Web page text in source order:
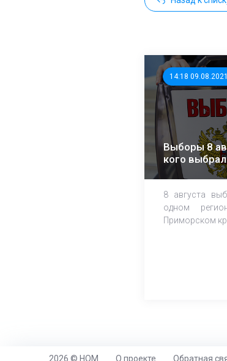
14:18 09.08.2021
Выборы 8
кого
8 августа
одном
Приморском
2026 © НОМ О проекте Обратная